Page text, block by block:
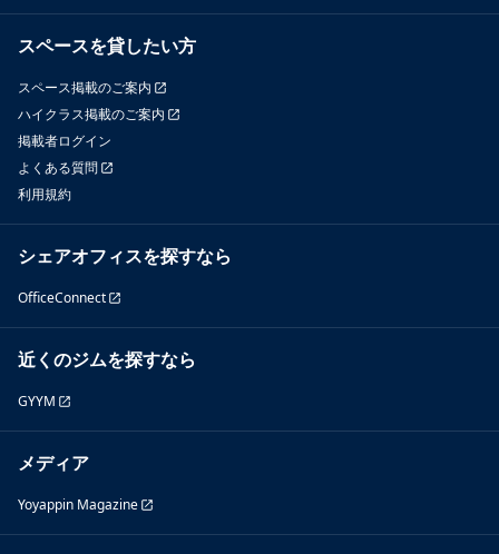
スペースを貸したい方
スペース掲載のご案内
ハイクラス掲載のご案内
掲載者ログイン
よくある質問
利用規約
シェアオフィスを探すなら
OfficeConnect
近くのジムを探すなら
GYYM
メディア
Yoyappin Magazine